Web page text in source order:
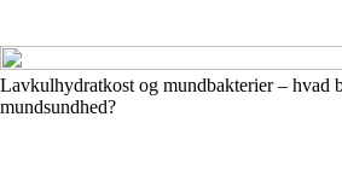
Lavkulhydratkost og mundbakterier – hvad
mundsundhed?